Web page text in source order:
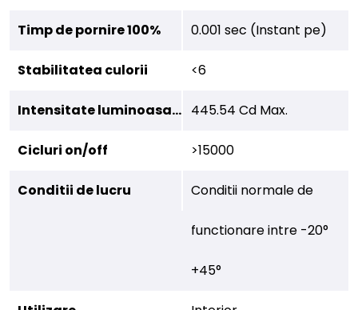
Timp de pornire 100% 0.001 sec (Instant pe)
Stabilitatea culorii <6
Intensitate luminoasa, Cd445.54 Cd Max.
Cicluri on/off >15000
Conditii de lucru Conditii normale de
functionare intre -20°
+45°